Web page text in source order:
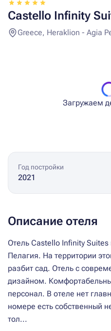
Castello Infinity
Greece, Heraklion - Agia
Загружаем
Год постройки
2021
Описание отеля
Отель Castello Infinity Suites
Пелагия. На территории
разбит сад. Отель с
дизайном.
персонал. В отеле нет
номере есть собственный
тол...